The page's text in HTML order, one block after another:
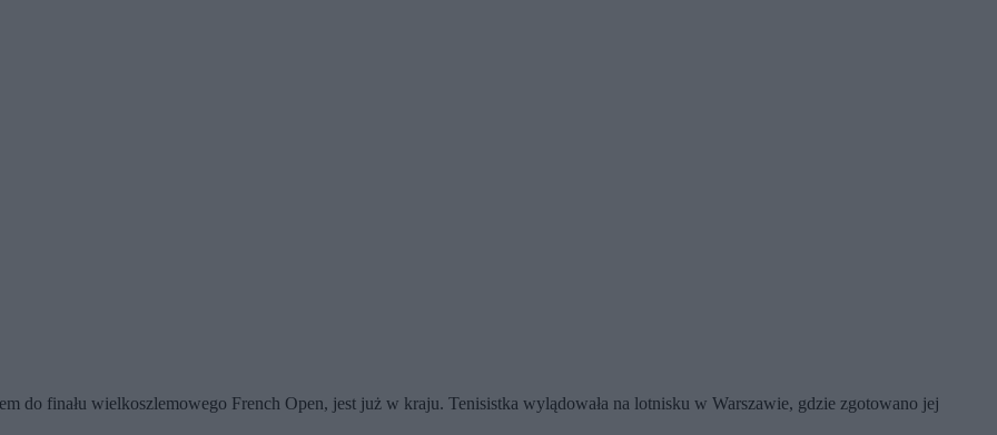
do finału wielkoszlemowego French Open, jest już w kraju. Tenisistka wylądowała na lotnisku w Warszawie, gdzie zgotowano jej